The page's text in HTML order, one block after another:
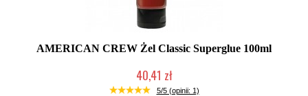
AMERICAN CREW Żel Classic Superglue 100ml
40,41 zł
Chwilowo niedostępny
5/5 (opinii: 1)